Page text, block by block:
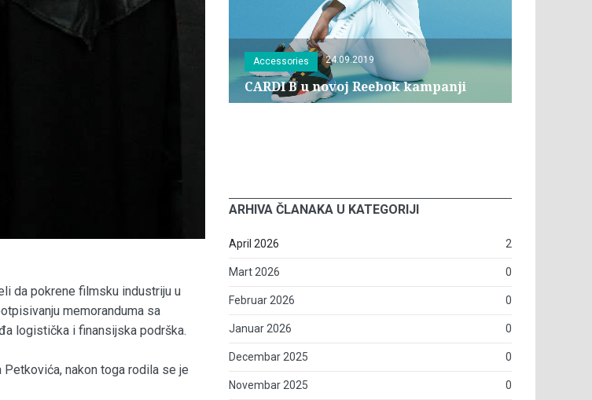
da pokrene filmsku industriju u
memoranduma sa
logistička i finansijska podrška.
nakon toga rodila se je
Accessories 24.09.2019
CARDI B u novoj Reebok kampanji
ARHIVA ČLANAKA U KATEGORIJI
April 2026 2
Mart 2026 0
Februar 2026 0
Januar 2026 0
Decembar 2025 0
Novembar 2025 0